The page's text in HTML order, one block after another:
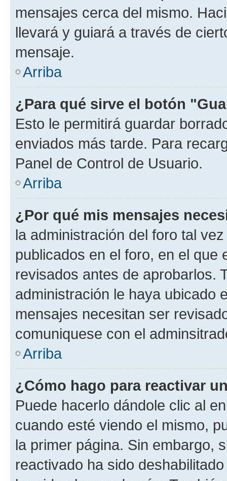
mensajes cerca del mismo.
llevará y guiará a través de
mensaje.
Arriba
¿Para qué sirve el botón
Esto le permitirá guardar
enviados más tarde. Para
Panel de Control de Usuario.
Arriba
¿Por qué mis mensajes
la administración del foro tal
publicados en el foro, en el
revisados antes de aprobarlos.
administración le haya ubicado
mensajes necesitan ser
comuniquese con el
Arriba
¿Cómo hago para reactivar
Puede hacerlo dándole clic al
cuando esté viendo el mismo,
la primer página. Sin embargo,
reactivado ha sido